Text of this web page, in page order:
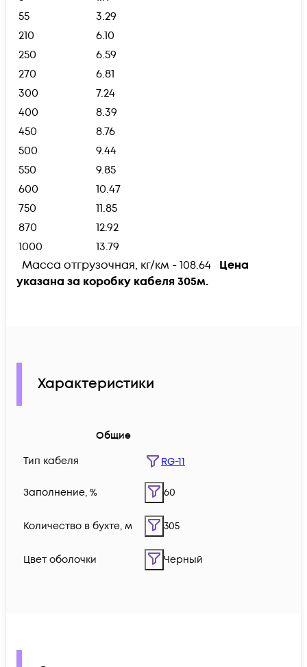
55
3.29
210
6.10
250
6.59
270
6.81
300
7.24
400
8.39
450
8.76
500
9.44
550
9.85
600
10.47
750
11.85
870
12.92
1000
13.79
Масса отгрузочная, кг/км - 108.64 Цена
указана за коробку кабеля 305м.
Характеристики
Общие
Тип кабеля
RG-11
Заполнение, % 60
Количество в бухте, м 305
Цвет оболочки Черный